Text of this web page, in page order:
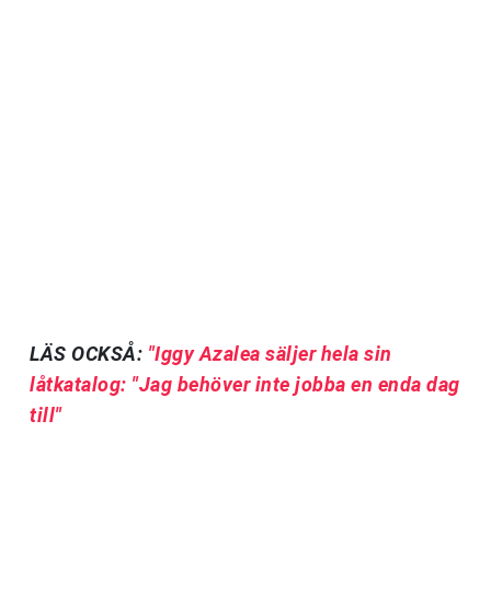
LÄS OCKSÅ: "Iggy Azalea säljer hela sin
låtkatalog: "Jag behöver inte jobba en enda dag
till"